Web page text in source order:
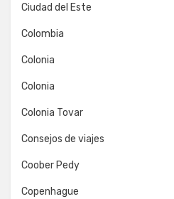
Ciudad del Este
Colombia
Colonia
Colonia
Colonia Tovar
Consejos de viajes
Coober Pedy
Copenhague